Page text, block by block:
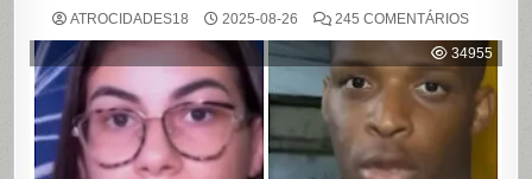
ATROCIDADES18 2025-08-26 245 COMENTÁRIOSEM
ACUSA
DE
UBER
DE
EM
34955